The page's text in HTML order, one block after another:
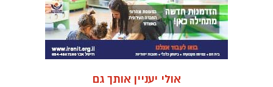
אולי יעניין אותך גם